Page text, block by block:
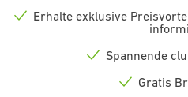
Erhalte exklusive
Check
Spannende
Gratis